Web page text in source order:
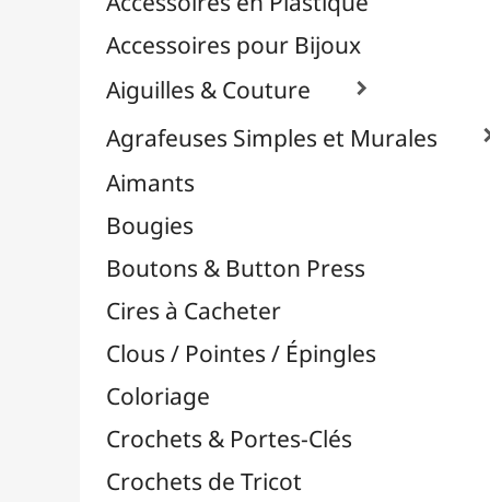
Crochets de Tricot
Divers
Effets Oxydation / Rouille
Emporte-Pièces & Perforatrices
Feuilles Métallisées & Foils
Feutrines & Caoutchouc Mousse
Fibres & Raphia
Fil Nylon & Elastiques
Fils Métalliques
Fleurs en Papier & Décors
Horlogerie - Mécanismes & Aiguilles
Masques
Massicots & Lames
Oeillets & Rivets
Petites Pinces